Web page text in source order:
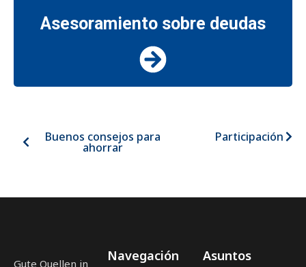
Asesoramiento sobre deudas
Buenos consejos para
ahorrar
Participación
Gute Quellen in
Navegación
Asuntos